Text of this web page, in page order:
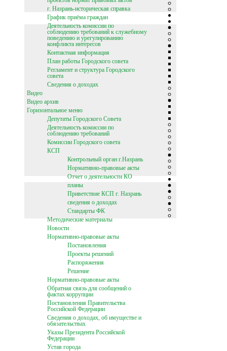
г. Назрань-историческая справка
График приёма граждан
Деятельность комиссии по
соблюдению требований к служебному
поведению и урегулированию
конфликта интересов
Контактная информация
План работы Городского совета
Регламент и структура Городского
совета
Сведения о доходах
Видео
Видео архив
Горизонтальное меню
Депутаты Городского Совета
Деятельность комиссии по
соблюдению требований
Комиссии Городского совета
КСП
Контрольный орган г.Назрань
Нормативно-правовые акты
Отчет о деятельности КО
планы
Приветствие КСП г. Назрань
сведения о доходах
Стандарты ФК
Методические материалы
Новости
Нормативно-правовые акты
Постановления
Проекты решений
Распоряжения
Решение
Нормативно-правовые акты
Обратная связь для сообщений о
фактах коррупции
Постановления Правительства
Российской Федерации
Сведения о доходах, об имуществе и
обязательствах
Указы Президента Российской
Федерации
Устав города